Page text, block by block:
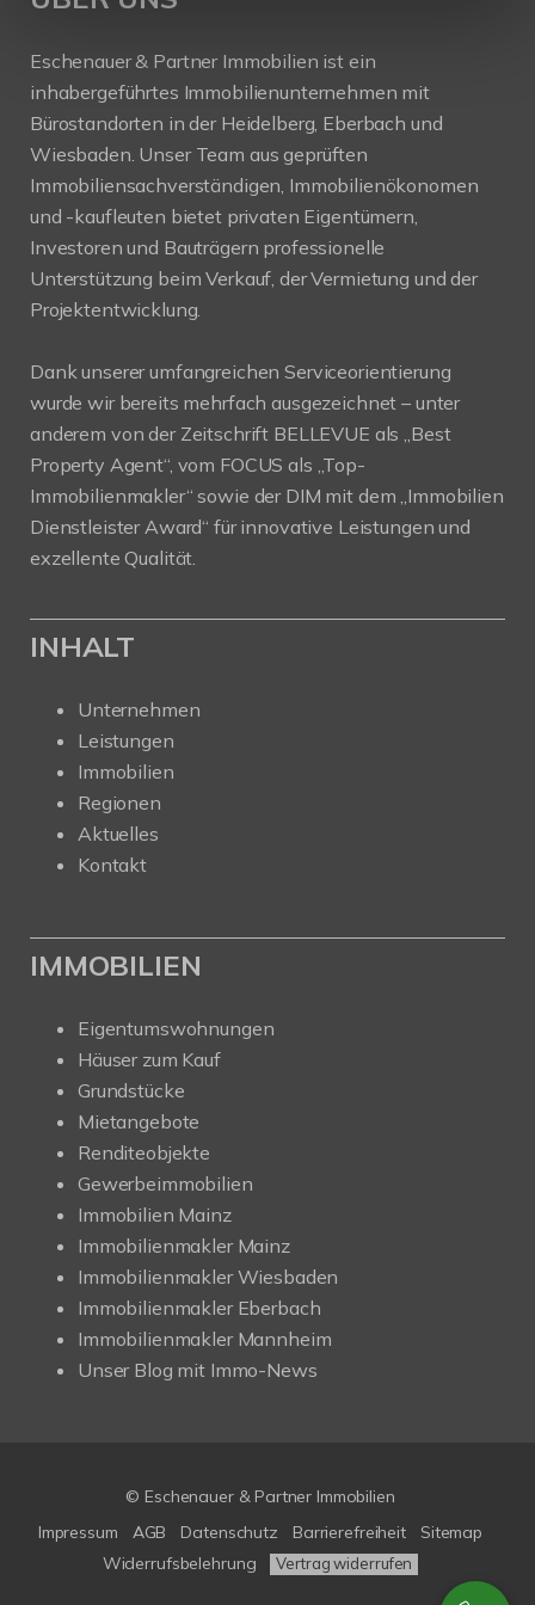
Eschenauer & Partner Immobilien ist ein
inhabergeführtes Immobilienunternehmen mit
Bürostandorten in der Heidelberg, Eberbach und
Wiesbaden. Unser Team aus geprüften
Immobiliensachverständigen, Immobilienökonomen
und -kaufleuten bietet privaten Eigentümern,
Investoren und Bauträgern professionelle
Unterstützung beim Verkauf, der Vermietung und der
Projektentwicklung.
Dank unserer umfangreichen Serviceorientierung
wurde wir bereits mehrfach ausgezeichnet – unter
anderem von der Zeitschrift BELLEVUE als „Best
Property Agent“, vom FOCUS als „Top-
Immobilienmakler“ sowie der DIM mit dem „Immobilien
Dienstleister Award“ für innovative Leistungen und
exzellente Qualität.
INHALT
Unternehmen
Leistungen
Immobilien
Regionen
Aktuelles
Kontakt
IMMOBILIEN
Eigentumswohnungen
Häuser zum Kauf
Grundstücke
Mietangebote
Renditeobjekte
Gewerbeimmobilien
Immobilien Mainz
Immobilienmakler Mainz
Immobilienmakler Wiesbaden
Immobilienmakler Eberbach
Immobilienmakler Mannheim
Unser Blog mit Immo-News
© Eschenauer & Partner Immobilien
Impressum
AGB Datenschutz Barrierefreiheit
Sitemap
Widerrufsbelehrung
Vertrag widerrufen